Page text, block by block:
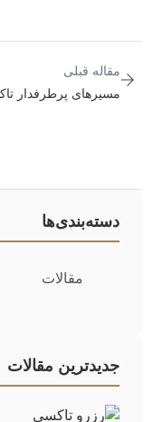
مقاله قبلی
مسیرهای پرطرفدار
دسته‌بندی‌ها
مقالات
جدیدترین مقالات